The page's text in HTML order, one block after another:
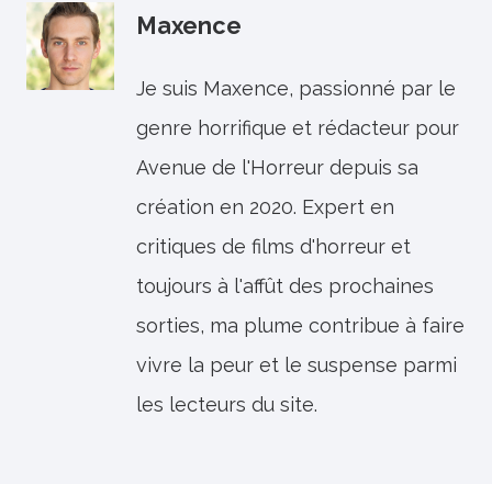
Maxence
Je suis Maxence, passionné par le
genre horrifique et rédacteur pour
Avenue de l'Horreur depuis sa
création en 2020. Expert en
critiques de films d'horreur et
toujours à l'affût des prochaines
sorties, ma plume contribue à faire
vivre la peur et le suspense parmi
les lecteurs du site.